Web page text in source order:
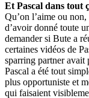
Et Pascal dans tout
Qu’on l’aime ou
d’avoir donné toute
demander si Bute a
certaines vidéos de
sparring partner avait
Pascal a été tout
plus opportuniste et
qui faisaient